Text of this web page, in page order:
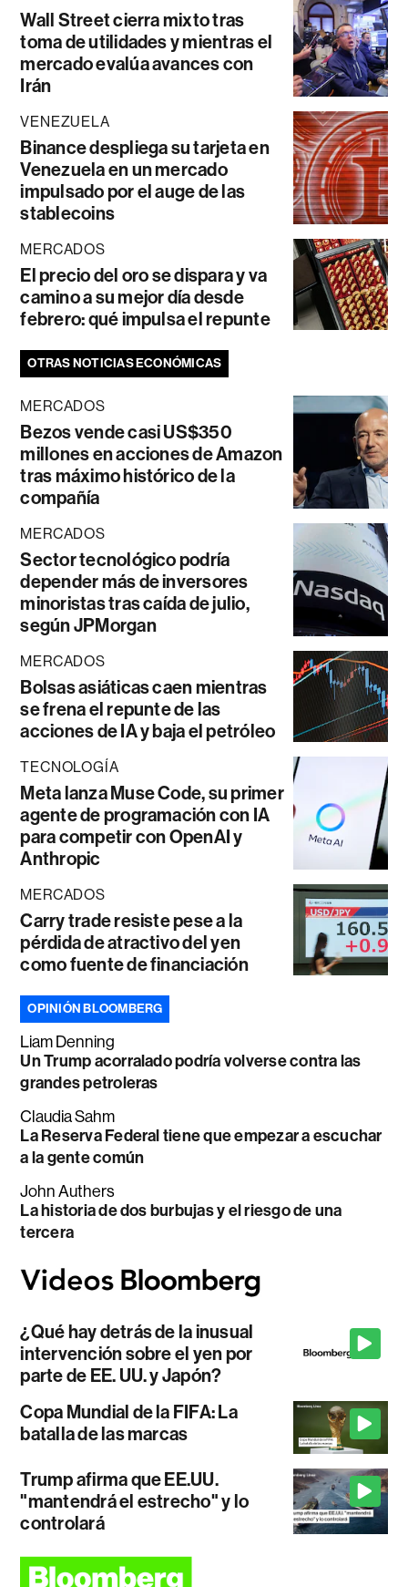
Wall Street cierra mixto tras
toma de utilidades y mientras el
mercado evalúa avances con
Irán
VENEZUELA
Binance despliega su tarjeta en
Venezuela en un mercado
impulsado por el auge de las
stablecoins
MERCADOS
El precio del oro se dispara y va
camino a su mejor día desde
febrero: qué impulsa el repunte
OTRAS NOTICIAS ECONÓMICAS
MERCADOS
Bezos vende casi US$350
millones en acciones de Amazon
tras máximo histórico de la
compañía
MERCADOS
Sector tecnológico podría
depender más de inversores
minoristas tras caída de julio,
según JPMorgan
MERCADOS
Bolsas asiáticas caen mientras
se frena el repunte de las
acciones de IA y baja el petróleo
TECNOLOGÍA
Meta lanza Muse Code, su primer
agente de programación con IA
para competir con OpenAI y
Anthropic
MERCADOS
Carry trade resiste pese a la
pérdida de atractivo del yen
como fuente de financiación
OPINIÓN BLOOMBERG
Liam Denning
Un Trump acorralado podría volverse contra las
grandes petroleras
Claudia Sahm
La Reserva Federal tiene que empezar a escuchar
a la gente común
John Authers
La historia de dos burbujas y el riesgo de una
tercera
¿Qué hay detrás de la inusual
intervención sobre el yen por
parte de EE. UU. y Japón?
Copa Mundial de la FIFA: La
batalla de las marcas
Trump afirma que EE.UU.
"mantendrá el estrecho" y lo
controlará